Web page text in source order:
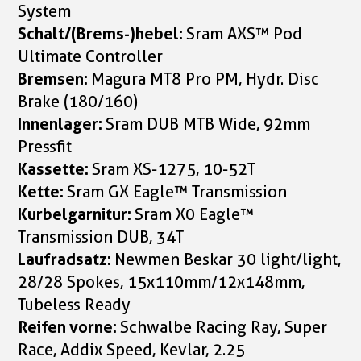
System
Schalt/(Brems-)hebel:Sram AXS™ Pod
Ultimate Controller
Bremsen: Magura MT8 Pro PM, Hydr. Disc
Brake (180/160)
Innenlager:Sram DUB MTB Wide, 92mm
Pressfit
Kassette:Sram XS-1275, 10-52T
Kette:Sram GX Eagle™ Transmission
Kurbelgarnitur:Sram X0 Eagle™
Transmission DUB, 34T
Laufradsatz: Newmen Beskar 30 light/light,
28/28 Spokes, 15x110mm/12x148mm,
Tubeless Ready
Reifen vorne:Schwalbe Racing Ray, Super
Race, Addix Speed, Kevlar, 2.25